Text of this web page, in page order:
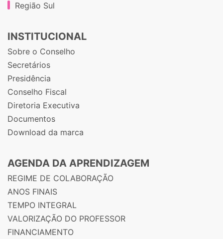
Região Sul
INSTITUCIONAL
Sobre o Conselho
Secretários
Presidência
Conselho Fiscal
Diretoria Executiva
Documentos
Download da marca
AGENDA DA APRENDIZAGEM
REGIME DE COLABORAÇÃO
ANOS FINAIS
TEMPO INTEGRAL
VALORIZAÇÃO DO PROFESSOR
FINANCIAMENTO